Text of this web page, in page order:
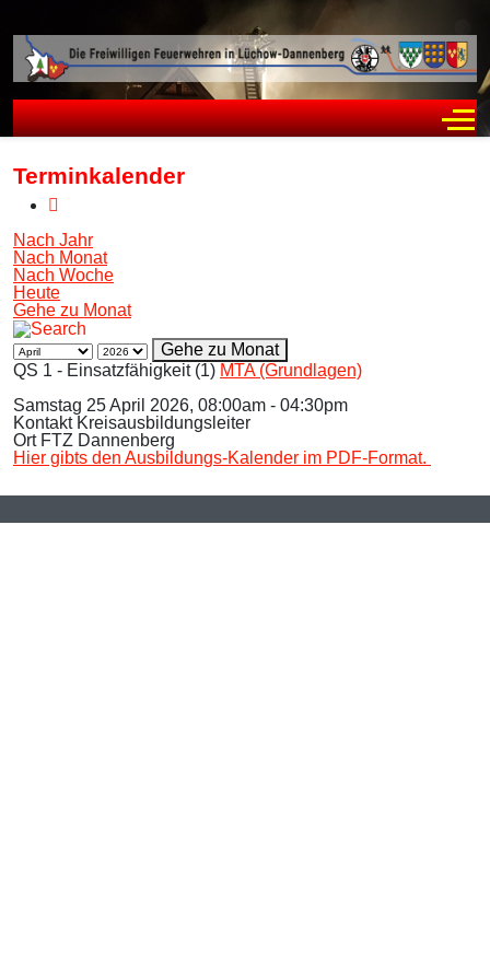
Terminkalender
Nach Jahr
Nach Monat
Nach Woche
Heute
Gehe zu Monat
Gehe zu Monat
QS 1 - Einsatzfähigkeit (1) MTA (Grundlagen)
Samstag 25 April 2026, 08:00am - 04:30pm
Kontakt Kreisausbildungsleiter
Ort FTZ Dannenberg
Hier gibts den Ausbildungs-Kalender im PDF-Format.